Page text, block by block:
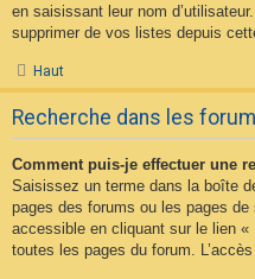
en saisissant leur nom
supprimer de vos listes depuis
Haut
Recherche dans les
Comment puis-je effectuer une
Saisissez un terme dans la boîte
pages des forums ou les pages
accessible en cliquant sur le lien
toutes les pages du forum.